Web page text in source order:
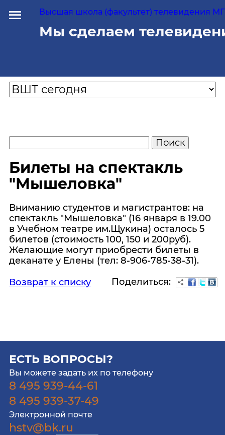
Высшая школа (факультет) телевидения
Мы сделаем
Билеты на спектакль
"Мышеловка"
Вниманию студентов и магистрантов: на
спектакль "Мышеловка" (16 января в 19.00
в Учебном театре им.Щукина) осталось 5
билетов (стоимость 100, 150 и 200руб).
Желающие могут приобрести билеты в
деканате у Елены (тел: 8-906-785-38-31).
Возврат к списку
Поделиться:
ЕСТЬ ВОПРОСЫ?
Вы можете задать их по телефону
8 495 939-44-61
8 495 939-37-49
Электронной почте
hstv@bk.ru